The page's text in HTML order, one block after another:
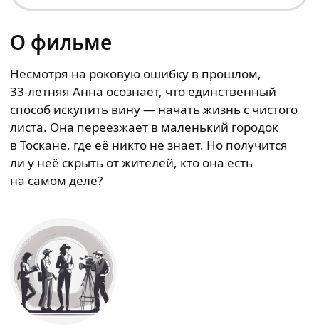
О фильме
Несмотря на роковую ошибку в прошлом,
33‑летняя Анна осознаёт, что единственный
способ искупить вину — начать жизнь с чистого
листа. Она переезжает в маленький городок
в Тоскане, где её никто не знает. Но получится
ли у неё скрыть от жителей, кто она есть
на самом деле?